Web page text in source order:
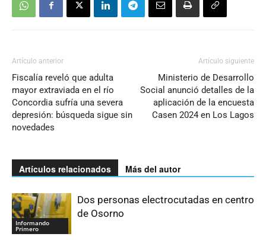
Artículo anterior
Fiscalía reveló que adulta
mayor extraviada en el río
Concordia sufría una severa
depresión: búsqueda sigue sin
novedades
Artículo siguiente
Ministerio de Desarrollo
Social anunció detalles de la
aplicación de la encuesta
Casen 2024 en Los Lagos
Artículos relacionados Más del autor
Informando
Primero
Dos personas electrocutadas en centro
de Osorno